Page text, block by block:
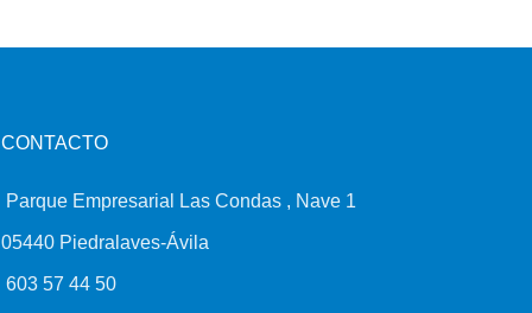
CONTACTO
Parque Empresarial Las Condas , Nave 1
05440 Piedralaves-Ávila
603 57 44 50